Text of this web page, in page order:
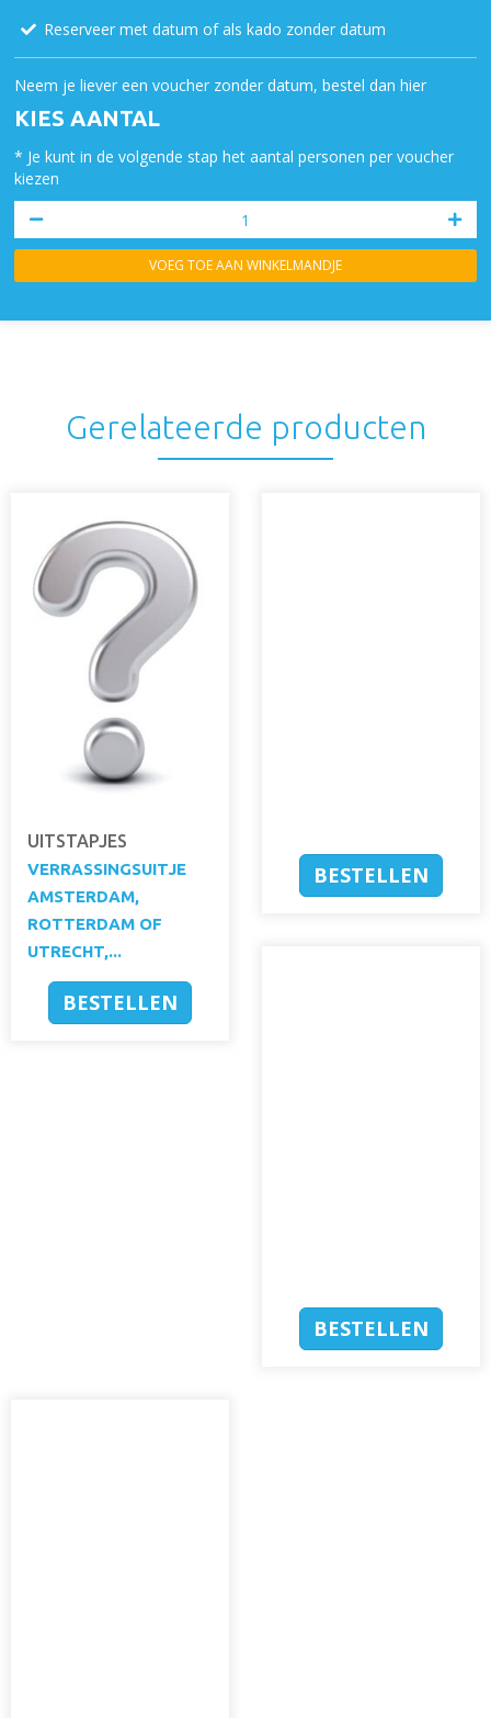
Reserveer met datum of als kado zonder datum
Neem je liever een voucher zonder datum, bestel dan hier
KIES AANTAL
* Je kunt in de volgende stap het aantal personen per voucher
kiezen
VOEG TOE AAN WINKELMANDJE
Gerelateerde producten
UITSTAPJES
VERRASSINGSUITJE
AMSTERDAM,
ROTTERDAM OF
UTRECHT,...
BESTELLEN
BESTELLEN
BESTELLEN